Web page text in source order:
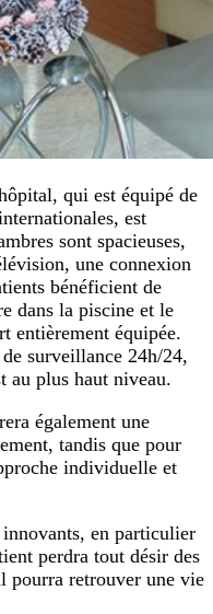
qui est équipé de
est
sont spacieuses,
une connexion
bénéficient de
dans la piscine et le
entièrement équipée.
surveillance 24h/24,
au plus haut niveau.
également une
tandis que pour
individuelle et
en particulier
perdra tout désir des
pourra retrouver une vie